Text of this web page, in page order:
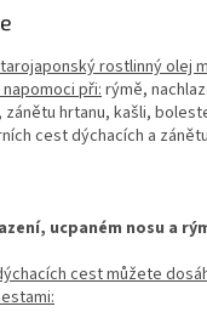
rostlinný olej
při: rýmě,
zánětu hrtanu, kašli,
cest dýchacích a
ucpaném nosu a
cest můžete